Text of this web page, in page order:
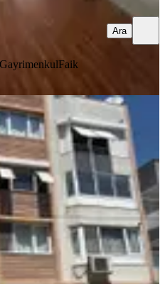
Faik
Ara
Mahallesi’nde
3+1 Satılık Daire
Mahallesi
2. Kat·07.07.2026
₺
Zeki BOZKAYA